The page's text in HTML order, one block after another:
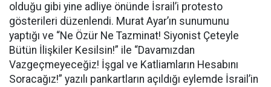
olduğu gibi yine adliye önünde İsrail’i protesto
gösterileri düzenlendi. Murat Ayar’ın sunumunu
yaptığı ve “Ne Özür Ne Tazminat! Siyonist Çeteyle
Bütün İlişkiler Kesilsin!” ile “Davamızdan
Vazgeçmeyeceğiz! İşgal ve Katliamların Hesabını
Soracağız!” yazılı pankartların açıldığı eylemde İsrail’in